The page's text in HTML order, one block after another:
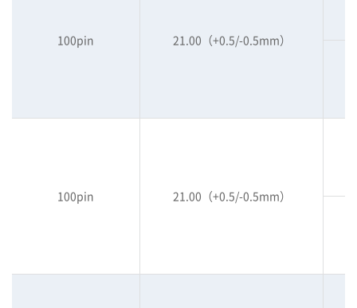
100pin 21.00（+0.5/-0.5mm）
100pin 21.00（+0.5/-0.5mm）